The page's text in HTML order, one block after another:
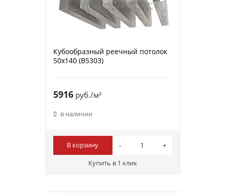
Кубообразный реечный потолок
50х140 (B5303)
5916руб./м²
в наличии
В корзину
Купить в 1 клик